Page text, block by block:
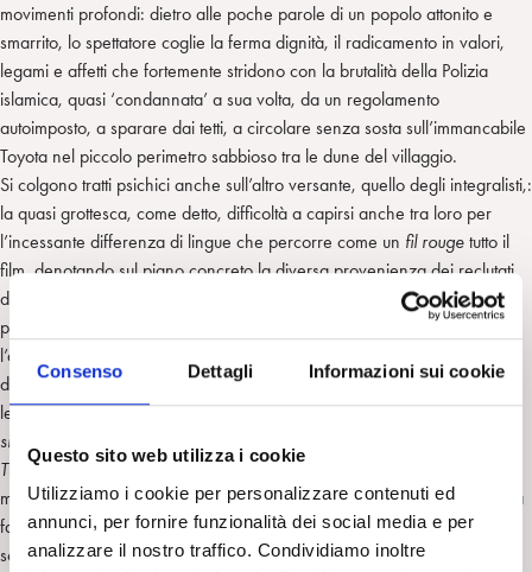
Consenso Dettagli Informazioni sui cookie
Questo sito web utilizza i cookie
Utilizziamo i cookie per personalizzare contenuti ed
annunci, per fornire funzionalità dei social media e per
analizzare il nostro traffico. Condividiamo inoltre
movimenti profondi: dietro alle poche parole di un popolo attonito e
smarrito, lo spettatore coglie la ferma dignità, il radicamento in valori,
legami e affetti che fortemente stridono con la brutalità della Polizia
islamica, quasi ‘condannata’ a sua volta, da un regolamento
autoimposto, a sparare dai tetti, a circolare senza sosta sull’immancabile
Toyota nel piccolo perimetro sabbioso tra le dune del villaggio.
Si colgono tratti psichici anche sull’altro versante, quello degli integralisti,:
la quasi grottesca, come detto, difficoltà a capirsi anche tra loro per
l’incessante differenza di lingue che percorre come un fil rouge tutto il
film, denotando sul piano concreto la diversa provenienza dei reclutati
del terrore, com’è noto, sia in senso più metaforico uno dei punti
psicologici a mio avviso più acuti del film: la perenne
incomunicabilità
l’assenza di quel
dello strutturarsi dei gruppi umani. Il nodo conflittuale del linguaggio si
lega all’altro vertice psicoanalitico con cui possiamo leggere il film: il
simbolo.
Timbuctunon è la narrazione del terrore in un villaggio nordafricano,
ma è metafora rigorosa, che non cede a proclami urlati né indugia sulla
facile rappresentazione della violenza, diogniterrorismo. L’abuso, il
sopruso, la sopraffazione sono gli stessi di quanto può accadere in un